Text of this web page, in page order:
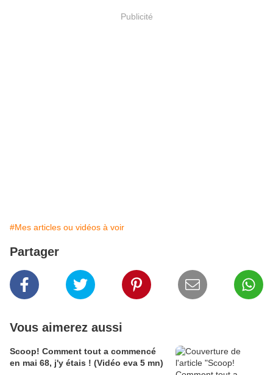
Publicité
#Mes articles ou vidéos à voir
Partager
Vous aimerez aussi
Scoop! Comment tout a commencé
en mai 68, j'y étais ! (Vidéo eva 5 mn)